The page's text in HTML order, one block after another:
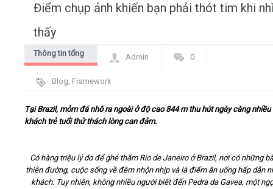
Home
Video
Liên hệ - Đăng ký
Điểm chụp ảnh khiến bạn phải thót tim khi
thấy
Thông tin tổng
Admin 0
Blog, Framework
Tại Brazil, mỏm đá nhô ra ngoài ở độ cao 844 m thu hút ngày càng nhiều
khách trẻ tuổi thử thách lòng can đảm.
Có hàng triệu lý do để ghé thăm Rio de Janeiro ở Brazil, nơi có những
thiên đường, cuộc sống về đêm nhộn nhịp và là điểm ăn uống hấp dẫn
khách. Tuy nhiên, không nhiều người biết đến Pedra da Gavea, một